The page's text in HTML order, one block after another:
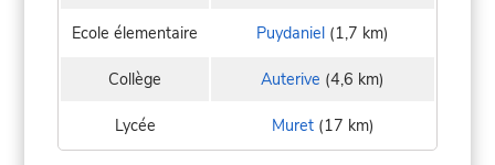
Ecole élementaire Puydaniel (1,7 km)
Collège Auterive (4,6 km)
Lycée Muret(17 km)